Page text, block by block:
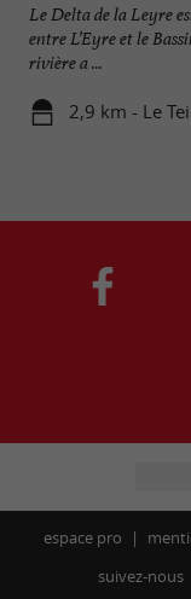
Le Delta de la Leyre
entre L’Eyre et le
rivière a ...
2,9 km - Le
espace pro
suivez-nous